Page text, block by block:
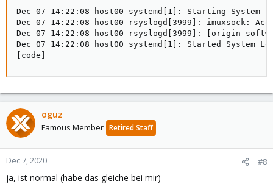
Dec 07 14:22:08 host00 systemd[1]: Starting System
Dec 07 14:22:08 host00 rsyslogd[3999]: imuxsock:
Dec 07 14:22:08 host00 rsyslogd[3999]: [origin
Dec 07 14:22:08 host00 systemd[1]: Started System
[code]
oguz
Famous Member Retired Staff
Dec 7, 2020 #8
ja, ist normal (habe das gleiche bei mir)